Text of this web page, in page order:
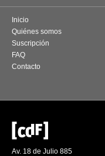
Inicio
Quiénes somos
Suscripción
FAQ
Contacto
Av. 18 de Julio 885